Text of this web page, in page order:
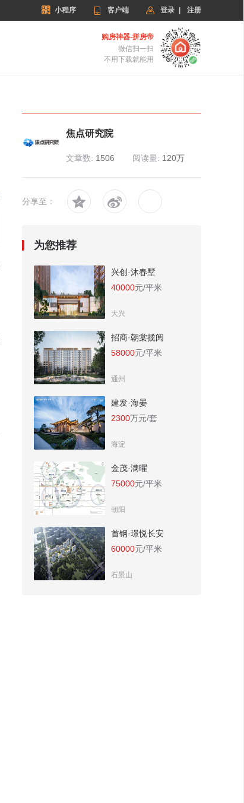
 小程序  客户端  登录 注册
购房神器-拼房帝
微信扫一扫
不用下载就能用
焦点研究院
文章数: 1506 阅读量: 120万
分享至：  
为您推荐
兴创·沐春墅
40000元/平米
大兴
招商·朝棠揽阅
58000元/平米
通州
建发·海晏
2300万元/套
海淀
金茂·满曜
75000元/平米
朝阳
首钢·璟悦长安
60000元/平米
石景山